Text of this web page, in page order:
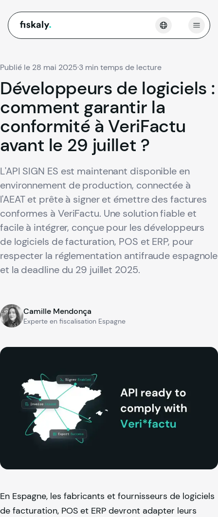
fiskaly.
Publié le 28 mai 2025·3 min temps de lecture
Développeurs de logiciels :
comment garantir la
conformité à VeriFactu
avant le 29 juillet ?
L'API SIGN ES est maintenant disponible en
environnement de production, connectée à
l'AEAT et prête à signer et émettre des factures
conformes à VeriFactu. Une solution fiable et
facile à intégrer, conçue pour les développeurs
de logiciels de facturation, POS et ERP, pour
respecter la réglementation antifraude espagnole
et la deadline du 29 juillet 2025.
Camille Mendonça
Experte en fiscalisation Espagne
En Espagne, les fabricants et fournisseurs de logiciels
de facturation, POS et ERP devront adapter leurs